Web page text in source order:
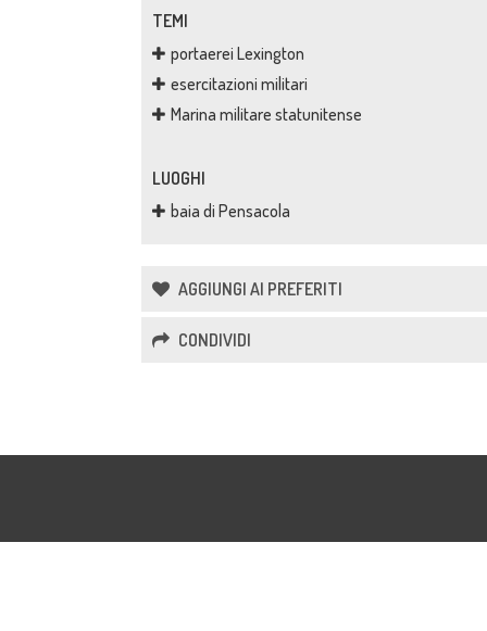
TEMI
portaerei Lexington
esercitazioni militari
Marina militare statunitense
LUOGHI
baia di Pensacola
AGGIUNGI AI PREFERITI
CONDIVIDI